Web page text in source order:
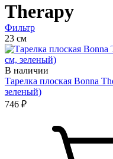
Therapy
Фильтр
23 см
В наличии
Тарелка плоская Bonna
зеленый)
746 ₽